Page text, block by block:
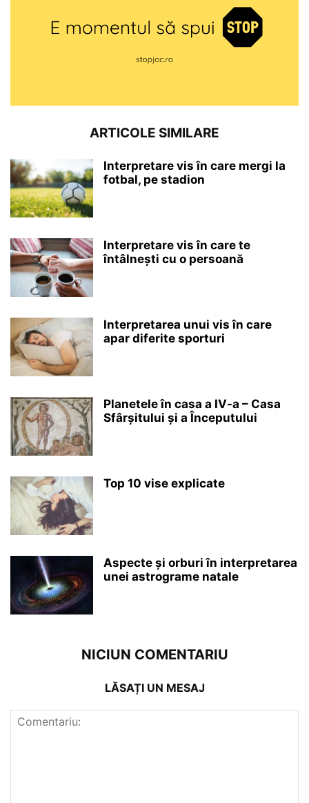
ARTICOLE SIMILARE
Interpretare vis în care mergi la
fotbal, pe stadion
Interpretare vis în care te
întâlnești cu o persoană
Interpretarea unui vis în care
apar diferite sporturi
Planetele în casa a IV-a – Casa
Sfârșitului și a Începutului
Top 10 vise explicate
Aspecte și orburi în interpretarea
unei astrograme natale
NICIUN COMENTARIU
LĂSAȚI UN MESAJ